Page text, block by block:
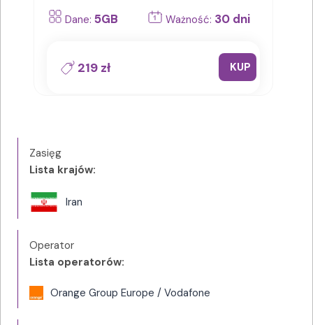
Dane: 5GB Ważność: 30 dni
219 zł KUP
Zasięg
Lista krajów:
Iran
Operator
Lista operatorów:
Orange Group Europe / Vodafone